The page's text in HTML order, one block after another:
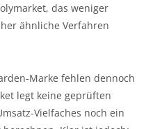
das weniger
ähnliche Verfahren
Marke fehlen dennoch
legt keine geprüften
Vielfaches noch ein